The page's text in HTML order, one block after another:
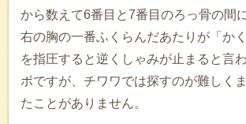
から数えて6番目と7番目のろっ骨の間
右の胸の一番ふくらんだあたりが「か
を指圧すると逆くしゃみが止まると言
ボですが、チワワでは探すのが難しく
たことがありません。